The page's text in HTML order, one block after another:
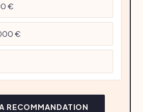
€
€
RECOMMANDATION